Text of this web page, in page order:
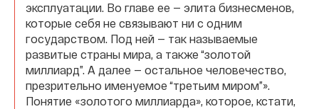
эксплуатации. Во главе ее — элита бизнесменов,
которые себя не связывают ни с одним
государством. Под ней — так называемые
развитые страны мира, а также “золотой
миллиард”. А далее — остальное человечество,
презрительно именуемое “третьим миром”».
Понятие «золотого миллиарда», которое, кстати,